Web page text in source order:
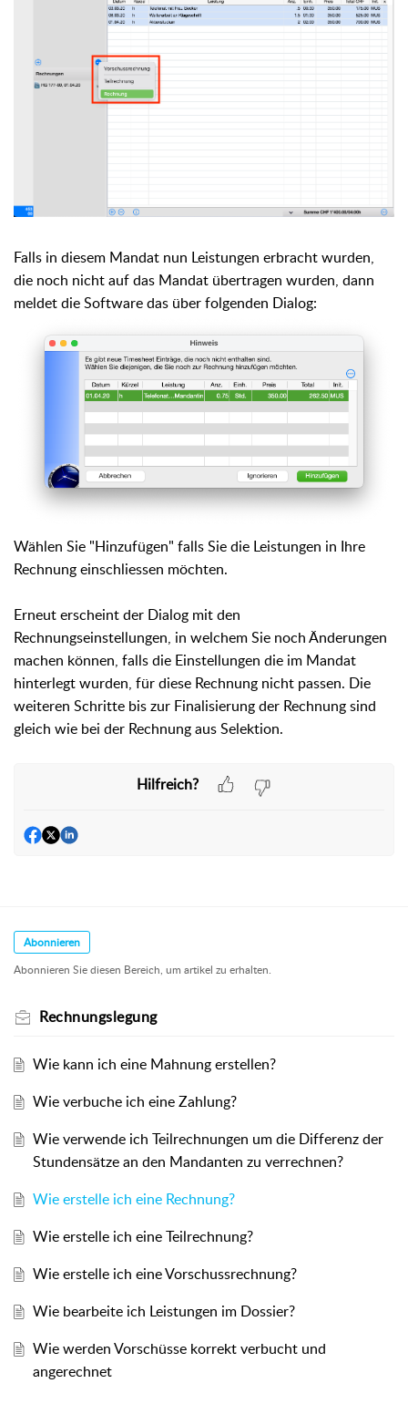
Falls in diesem Mandat nun Leistungen erbracht wurden,
die noch nicht auf das Mandat übertragen wurden, dann
meldet die Software das über folgenden Dialog:
Wählen Sie "Hinzufügen" falls Sie die Leistungen in Ihre
Rechnung einschliessen möchten.
Erneut erscheint der Dialog mit den
Rechnungseinstellungen, in welchem Sie noch Änderungen
machen können, falls die Einstellungen die im Mandat
hinterlegt wurden, für diese Rechnung nicht passen. Die
weiteren Schritte bis zur Finalisierung der Rechnung sind
gleich wie bei der Rechnung aus Selektion.
Hilfreich?
Abonnieren
Abonnieren Sie diesen Bereich, um artikel zu erhalten.
Rechnungslegung
Wie kann ich eine Mahnung erstellen?
Wie verbuche ich eine Zahlung?
Wie verwende ich Teilrechnungen um die Differenz der
Stundensätze an den Mandanten zu verrechnen?
Wie erstelle ich eine Rechnung?
Wie erstelle ich eine Teilrechnung?
Wie erstelle ich eine Vorschussrechnung?
Wie bearbeite ich Leistungen im Dossier?
Wie werden Vorschüsse korrekt verbucht und
angerechnet